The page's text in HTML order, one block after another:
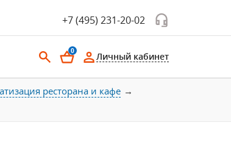
+7 (495) 231-20-02
0 Личный кабинет
ресторана и кафе